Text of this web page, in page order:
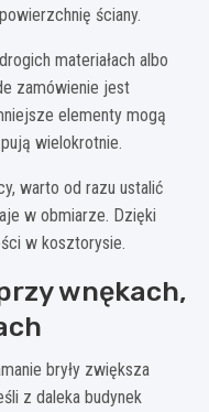
ściany.
materiałach albo
zamówienie jest
elementy mogą
wielokrotnie.
warto od razu ustalić
w obmiarze. Dzięki
w kosztorysie.
wnękach,
bryły zwiększa
z daleka budynek